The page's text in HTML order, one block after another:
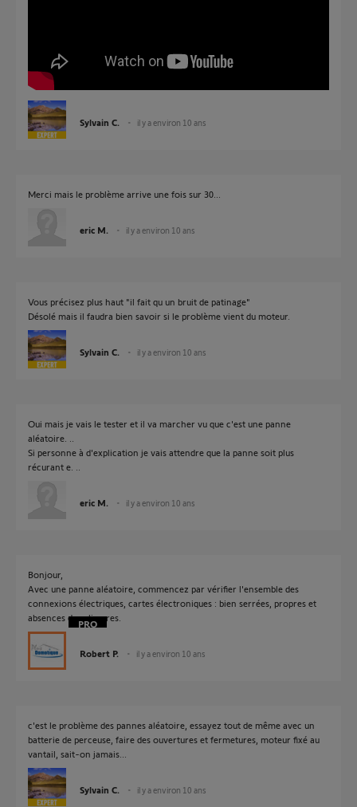
Sylvain C. il y a environ 10 ans
Merci mais le problème arrive une fois sur 30...
eric M. il y a environ 10 ans
Vous précisez plus haut "il fait qu un bruit de patinage"
Désolé mais il faudra bien savoir si le problème vient du moteur.
Sylvain C. il y a environ 10 ans
Oui mais je vais le tester et il va marcher vu que c'est une panne
aléatoire. ..
Si personne à d'explication je vais attendre que la panne soit plus
récurant e. ..
eric M. il y a environ 10 ans
Bonjour,
Avec une panne aléatoire, commencez par vérifier l'ensemble des
connexions électriques, cartes électroniques : bien serrées, propres et
absences de salissures.
Robert P. il y a environ 10 ans
c'est le problème des pannes aléatoire, essayez tout de même avec un
batterie de perceuse, faire des ouvertures et fermetures, moteur fixé au
vantail, sait-on jamais...
Sylvain C. il y a environ 10 ans